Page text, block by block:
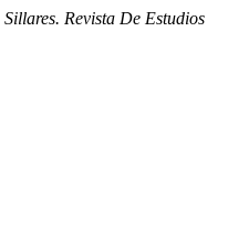
Sillares. Revista De Estudios